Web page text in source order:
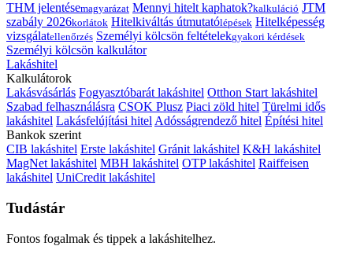
THM jelentésemagyarázat Mennyi hitelt kaphatok?kalkuláció JTM
szabály 2026korlátok Hitelkiváltás útmutatólépések Hitelképesség
vizsgálatellenőrzés Személyi kölcsön feltételekgyakori kérdések
Személyi kölcsön kalkulátor
Lakáshitel
Kalkulátorok
Lakásvásárlás Fogyasztóbarát lakáshitel Otthon Start lakáshitel
Szabad felhasználásra CSOK Plusz Piaci zöld hitel Türelmi idős
lakáshitel Lakásfelújítási hitelAdósságrendező hitel Építési hitel
Bankok szerint
CIB lakáshitel Erste lakáshitel Gránit lakáshitel K&H lakáshitel
MagNet lakáshitel MBH lakáshitel OTP lakáshitel Raiffeisen
lakáshitel UniCredit lakáshitel
Tudástár
Fontos fogalmak és tippek a lakáshitelhez.